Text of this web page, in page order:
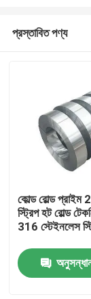
প্রস্তাবিত পণ্য
কোল্ড রোল্ড প্রাইম
স্ট্রিপ হট রোল্ড
316 স্টেইনলেস